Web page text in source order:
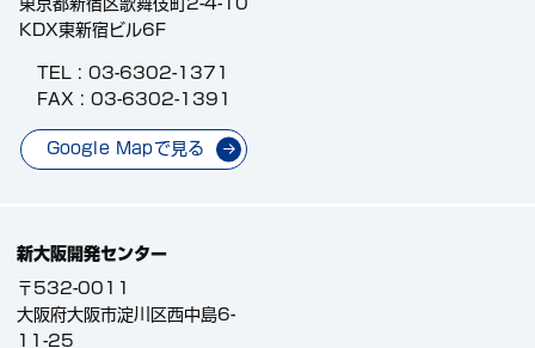
東京都新宿区歌舞伎町2-4-10
KDX東新宿ビル6F
TEL : 03-6302-1371
FAX : 03-6302-1391
Google Mapで見る
新大阪開発センター
〒532-0011
大阪府大阪市淀川区西中島6-
11-25